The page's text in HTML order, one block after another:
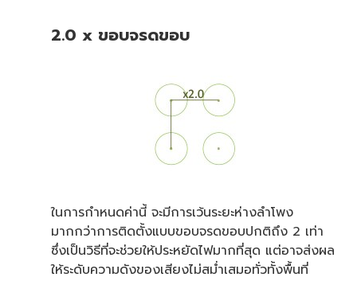
2.0 x ขอบจรดขอบ
ในการกำหนดค่านี้ จะมีการเว้นระยะห่างลำโพง
มากกว่าการติดตั้งแบบขอบจรดขอบปกติถึง 2 เท่า
ซึ่งเป็นวิธีที่จะช่วยให้ประหยัดไฟมากที่สุด แต่อาจส่งผล
ให้ระดับความดังของเสียงไม่สม่ำเสมอทั่วทั้งพื้นที่